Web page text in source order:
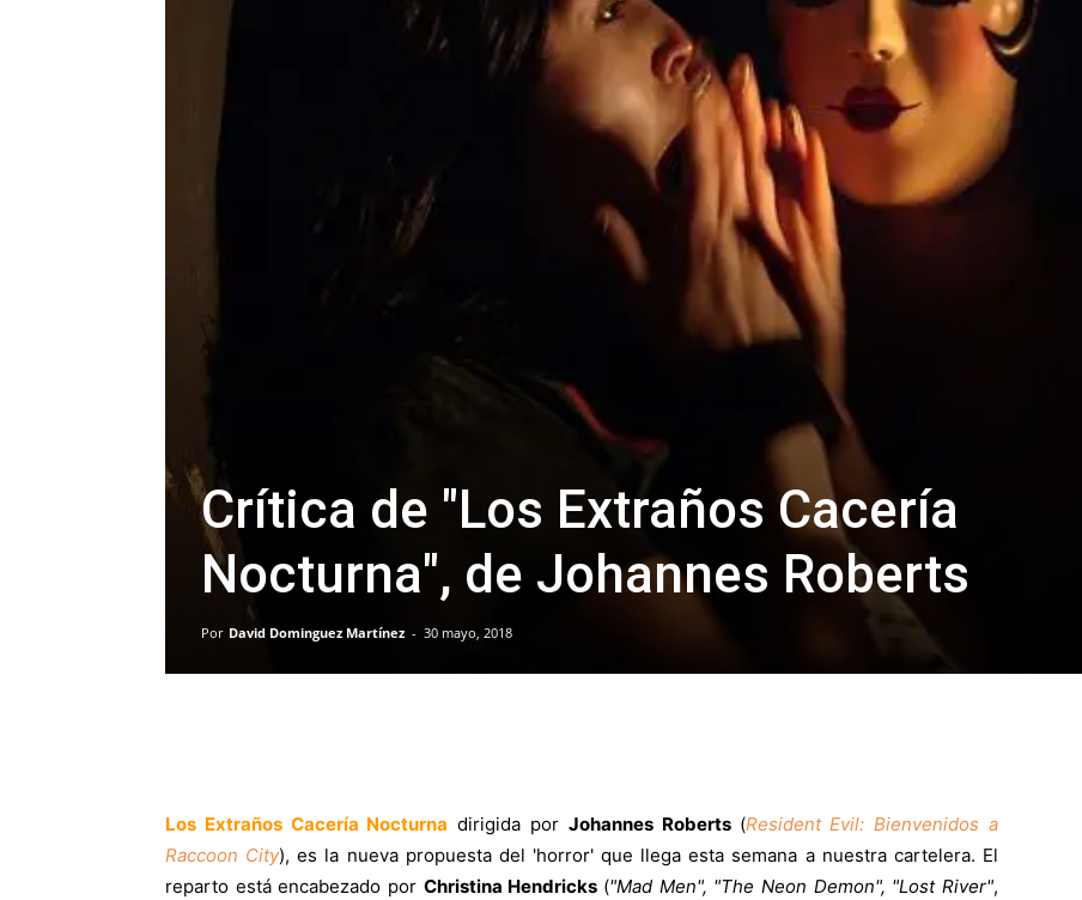
Crítica de "Los Extraños Cacería
Nocturna", de Johannes Roberts
Por David Dominguez Martínez - 30 mayo, 2018
Los Extraños Cacería Nocturna dirigida por Johannes Roberts (Resident Evil: Bienvenidos a
Raccoon City), es la nueva propuesta del 'horror' que llega esta semana a nuestra cartelera. El
reparto está encabezado por Christina Hendricks ("Mad Men", "The Neon Demon", "Lost River",